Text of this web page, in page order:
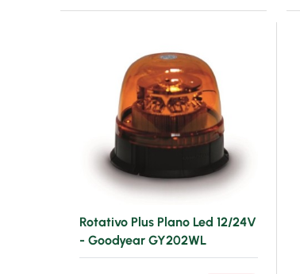
Rotativo Plus Plano Led 12/24V
- Goodyear GY202WL